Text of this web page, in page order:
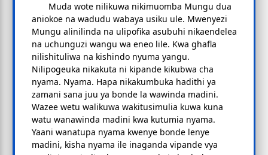
Muda wote nilikuwa nikimuomba Mungu dua
aniokoe na wadudu wabaya usiku ule. Mwenyezi
Mungu alinilinda na ulipofika asubuhi nikaendelea
na uchunguzi wangu wa eneo lile. Kwa ghafla
nilishituliwa na kishindo nyuma yangu.
Nilipogeuka nikakuta ni kipande kikubwa cha
nyama. Nyama. Hapa nikakumbuka hadithi ya
zamani sana juu ya bonde la wawinda madini.
Wazee wetu walikuwa wakitusimulia kuwa kuna
watu wanawinda madini kwa kutumia nyama.
Yaani wanatupa nyama kwenye bonde lenye
madini, kisha nyama ile inaganda vipande vya